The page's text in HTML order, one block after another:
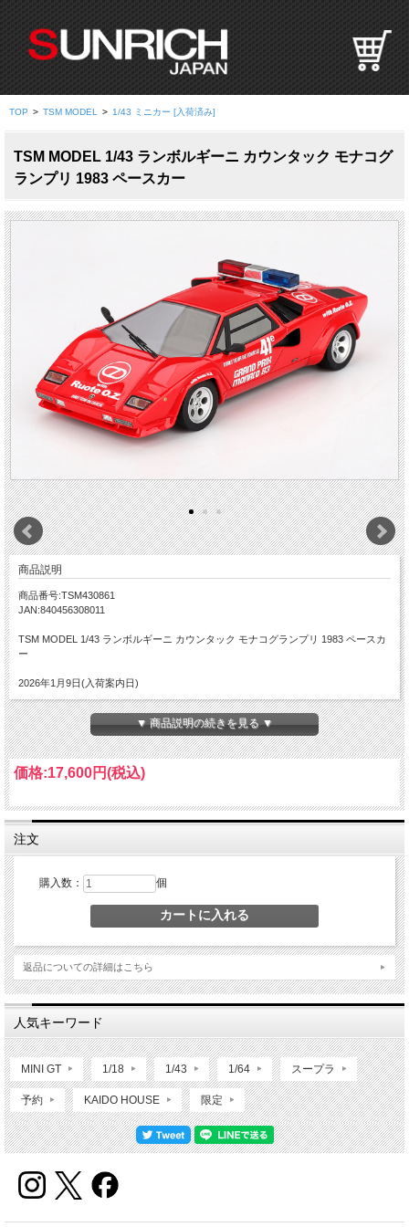
R
I
H
J
P
A
N
TOP > TSM MODEL > 1/43 ミニカー [入荷済み]
TSM MODEL 1/43 ランボルギーニ カウンタック モナコグ
ランプリ 1983 ペースカー
商品説明
商品番号:TSM430861
JAN:840456308011
TSM MODEL 1/43 ランボルギーニ カウンタック モナコグランプリ 1983 ペースカ
ー
2026年1月9日(入荷案内日)
▼ 商品説明の続きを見る ▼
価格:17,600円(税込)
注文
購入数： 個
返品についての詳細はこちら
人気キーワード
MINI GT 1/18 1/43 1/64 スープラ
予約 KAIDO HOUSE 限定